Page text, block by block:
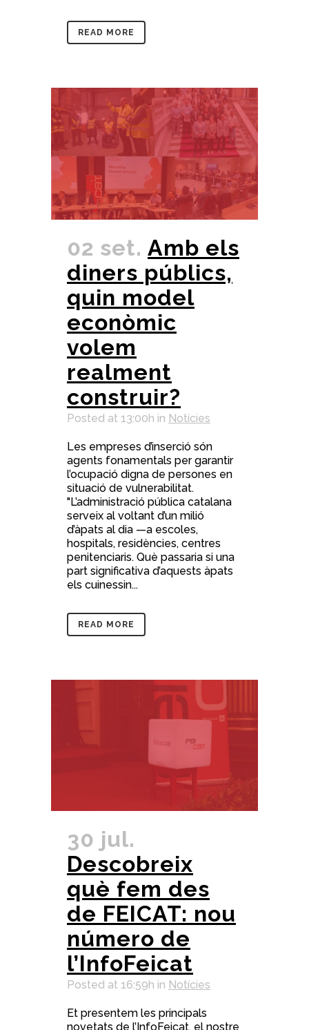
READ MORE
02 set. Amb els
diners públics,
quin model
econòmic
volem
realment
construir?
Posted at 13:00h in Notícies
Les empreses d’inserció són
agents fonamentals per garantir
l’ocupació digna de persones en
situació de vulnerabilitat.
"L’administració pública catalana
serveix al voltant d’un milió
d’àpats al dia —a escoles,
hospitals, residències, centres
penitenciaris. Què passaria si una
part significativa d’aquests àpats
els cuinessin...
READ MORE
30 jul.
Descobreix
què fem des
de FEICAT: nou
número de
l’InfoFeicat
Posted at 16:59h in Notícies
Et presentem les principals
novetats de l’InfoFeicat, el nostre